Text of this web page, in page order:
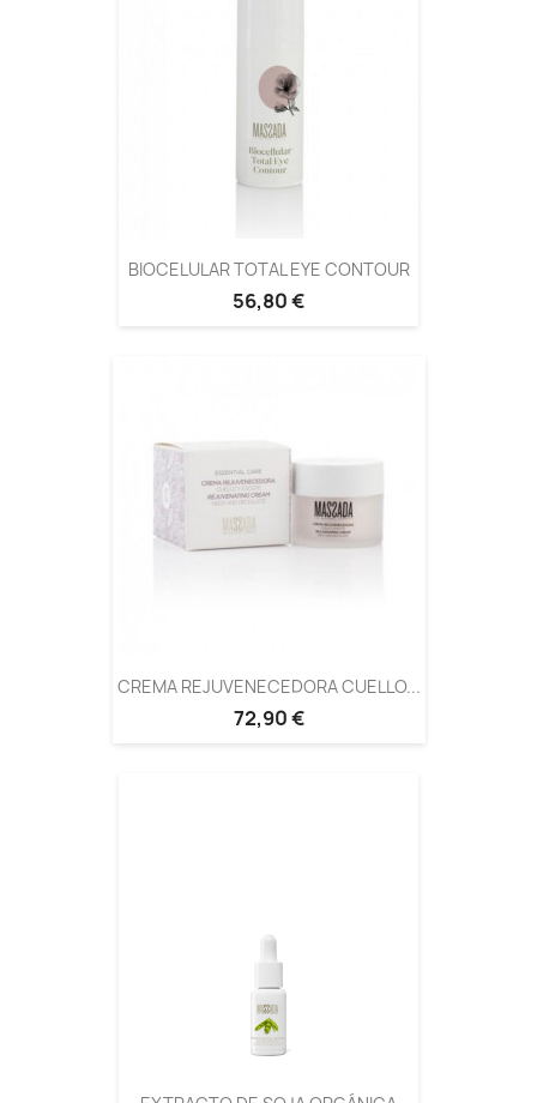
BIOCELULAR TOTAL EYE CONTOUR
56,80 €
CREMA REJUVENECEDORA CUELLO...
72,90 €